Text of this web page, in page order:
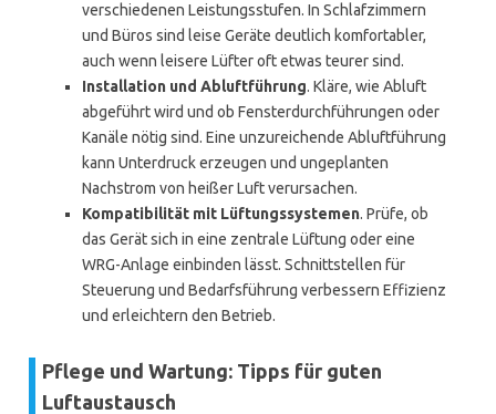
verschiedenen Leistungsstufen. In Schlafzimmern
und Büros sind leise Geräte deutlich komfortabler,
auch wenn leisere Lüfter oft etwas teurer sind.
Installation und Abluftführung. Kläre, wie Abluft
abgeführt wird und ob Fensterdurchführungen oder
Kanäle nötig sind. Eine unzureichende Abluftführung
kann Unterdruck erzeugen und ungeplanten
Nachstrom von heißer Luft verursachen.
Kompatibilität mit Lüftungssystemen. Prüfe, ob
das Gerät sich in eine zentrale Lüftung oder eine
WRG-Anlage einbinden lässt. Schnittstellen für
Steuerung und Bedarfsführung verbessern Effizienz
und erleichtern den Betrieb.
Pflege und Wartung: Tipps für guten
Luftaustausch